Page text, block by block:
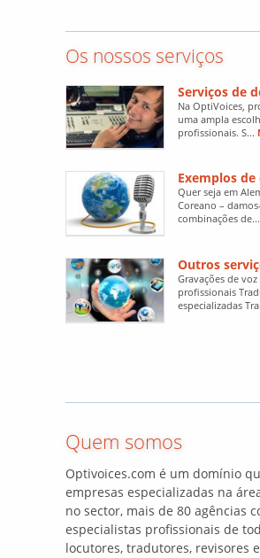
Os nossos serviços
Serviços de
Na OptiVoices,
uma ampla
profissionais. S...
Exemplos
Quer seja em
Coreano –
combinações de...
Outros
Gravações de
profissionais
especializadas
Quem somos
Optivoices.com é um domínio
empresas especializadas na
no sector, mais de 80 agências
especialistas profissionais de
locutores, tradutores, revisores